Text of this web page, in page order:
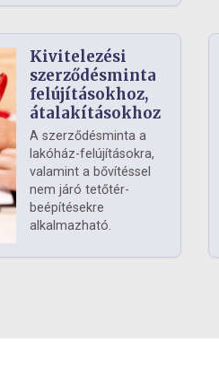
Kivitelezési
szerződésminta
felújításokhoz,
átalakításokhoz
A szerződésminta a
lakóház-felújításokra,
valamint a bővítéssel
nem járó tetőtér-
beépítésekre
alkalmazható.